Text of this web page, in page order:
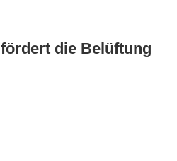
die Belüftung